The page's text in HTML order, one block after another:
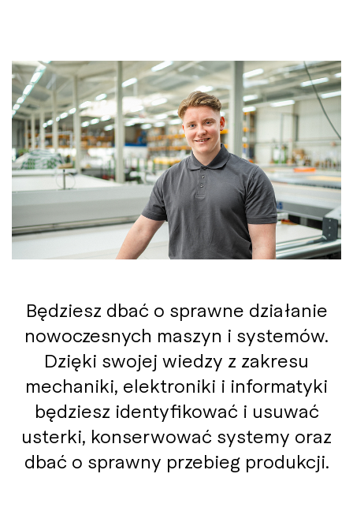
Będziesz dbać o sprawne działanie
nowoczesnych maszyn i systemów.
Dzięki swojej wiedzy z zakresu
mechaniki, elektroniki i informatyki
będziesz identyfikować i usuwać
usterki, konserwować systemy oraz
dbać o sprawny przebieg produkcji.